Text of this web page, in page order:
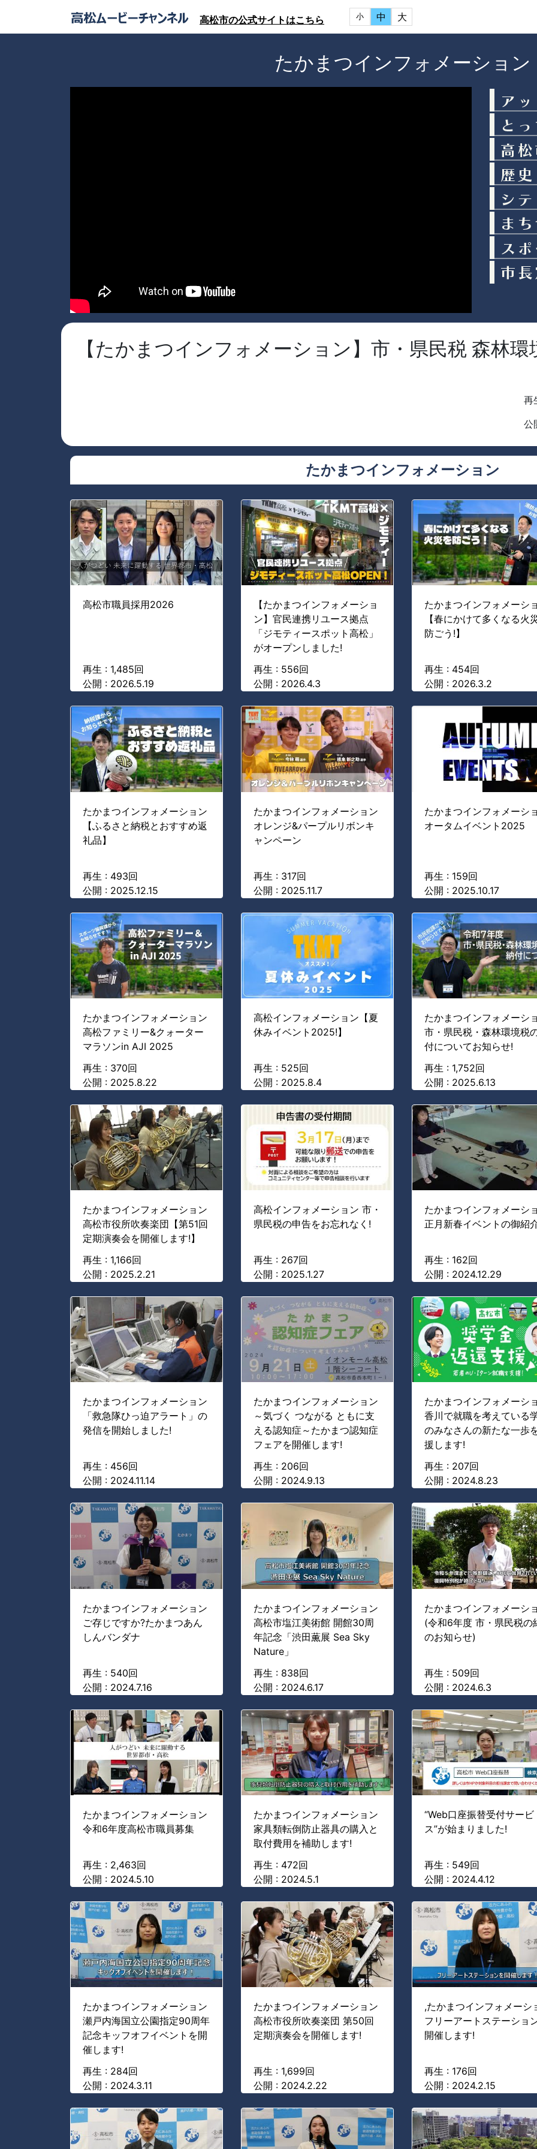
高松市の公式サイトはこちら 小 中 大
たかまつインフォメーション
【たかまつインフォメーション】市・県民税 森林
再
公
たかまつインフォメーション
高松市職員採用2026
再生 : 1,485回
公開 : 2026.5.19
【たかまつインフォメーショ
ン】官民連携リユース拠点
「ジモティースポット高松」
がオープンしました!
再生 : 556回
公開 : 2026.4.3
たかまつインフォメーシ
【春にかけて多くなる火
防ごう!】
再生 : 454回
公開 : 2026.3.2
たかまつインフォメーション
【ふるさと納税とおすすめ返
礼品】
再生 : 493回
公開 : 2025.12.15
たかまつインフォメーション
オレンジ&パープルリボンキ
ャンペーン
再生 : 317回
公開 : 2025.11.7
たかまつインフォメーシ
オータムイベント2025
再生 : 159回
公開 : 2025.10.17
たかまつインフォメーション
高松ファミリー&クォーター
マラソンin AJI 2025
再生 : 370回
公開 : 2025.8.22
高松インフォメーション【夏
休みイベント2025!】
再生 : 525回
公開 : 2025.8.4
たかまつインフォメーシ
市・県民税・森林環境税
付についてお知らせ!
再生 : 1,752回
公開 : 2025.6.13
たかまつインフォメーション
高松市役所吹奏楽団【第51回
定期演奏会を開催します!】
再生 : 1,166回
公開 : 2025.2.21
高松インフォメーション 市・
県民税の申告をお忘れなく!
再生 : 267回
公開 : 2025.1.27
たかまつインフォメーシ
正月新春イベントの御紹
再生 : 162回
公開 : 2024.12.29
たかまつインフォメーション
「救急隊ひっ迫アラート」の
発信を開始しました!
再生 : 456回
公開 : 2024.11.14
たかまつインフォメーション
～気づく つながる ともに支
える認知症～たかまつ認知症
フェアを開催します!
再生 : 206回
公開 : 2024.9.13
たかまつインフォメーシ
香川で就職を考えている
のみなさんの新たな一歩
援します!
再生 : 207回
公開 : 2024.8.23
たかまつインフォメーション
ご存じですか?たかまつあん
しんバンダナ
再生 : 540回
公開 : 2024.7.16
たかまつインフォメーション
高松市塩江美術館 開館30周
年記念「渋田薫展 Sea Sky
Nature」
再生 : 838回
公開 : 2024.6.17
たかまつインフォメーシ
(令和6年度 市・県民税の
のお知らせ)
再生 : 509回
公開 : 2024.6.3
たかまつインフォメーション
令和6年度高松市職員募集
再生 : 2,463回
公開 : 2024.5.10
たかまつインフォメーション
家具類転倒防止器具の購入と
取付費用を補助します!
再生 : 472回
公開 : 2024.5.1
“Web口座振替受付サービ
ス”が始まりました!
再生 : 549回
公開 : 2024.4.12
たかまつインフォメーション
瀬戸内海国立公園指定90周年
記念キッフオフイベントを開
催します!
再生 : 284回
公開 : 2024.3.11
たかまつインフォメーション
高松市役所吹奏楽団 第50回
定期演奏会を開催します!
再生 : 1,699回
公開 : 2024.2.22
,たかまつインフォメーシ
フリーアートステーショ
開催します!
再生 : 176回
公開 : 2024.2.15